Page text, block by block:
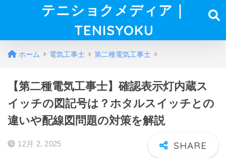
テニショクメディア｜
TENISYOKU
ホーム 電気工事士 第二種電気工事士
【第二種電気工事士】確認表示灯内蔵ス
イッチの図記号は？ホタルスイッチとの
違いや配線図問題の対策を解説
12月 2, 2025